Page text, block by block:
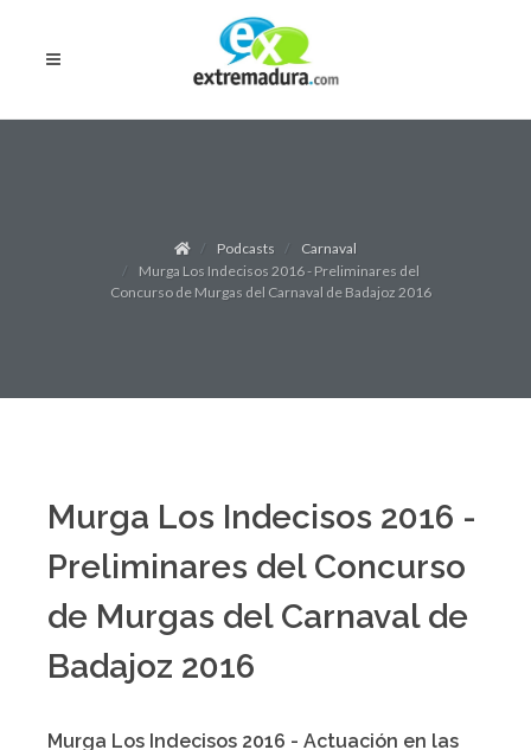
Podcasts
Carnaval
Murga Los Indecisos 2016 - Preliminares del
Concurso de Murgas del Carnaval de Badajoz 2016
Murga Los Indecisos 2016 -
Preliminares del Concurso
de Murgas del Carnaval de
Badajoz 2016
Murga Los Indecisos 2016 - Actuación en las